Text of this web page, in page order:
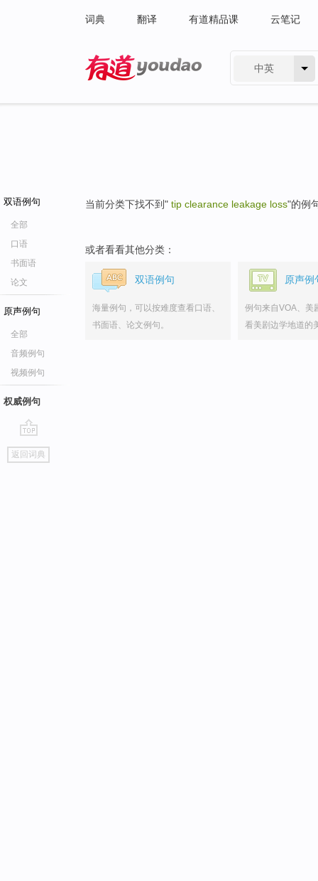
词典 翻译 有道精品课 云笔记
中英
双语例句
全部
口语
书面语
论文
原声例句
全部
音频例句
视频例句
权威例句
go
top
返回词典
当前分类下找不到" tip clearance leakage loss"的例
或者看看其他分类：
双语例句
海量例句，可以按难度查看口语、
书面语、论文例句。
原声例
例句来自VOA、美
看美剧边学地道的